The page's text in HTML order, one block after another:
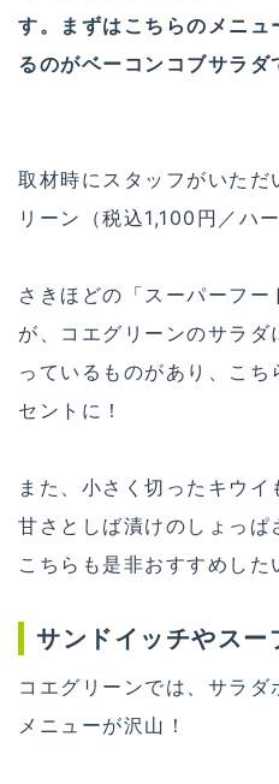
す。まずはこちらのメニュ
るのがベーコンコブサラダ
取材時にスタッフがいた
リーン（税込1,100円／ハ
さきほどの「スーパーフ
が、コエグリーンのサラダ
っているものがあり、こち
セントに！
また、小さく切ったキウ
甘さとしば漬けのしょっぱ
こちらも是非おすすめした
サンドイッチやスー
コエグリーンでは、サラダ
メニューが沢山！